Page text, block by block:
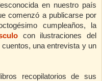
en nuestro país
comenzó a publicarse por
cumpleaños, la
con ilustraciones del
una entrevista y un
recopilatorios de sus